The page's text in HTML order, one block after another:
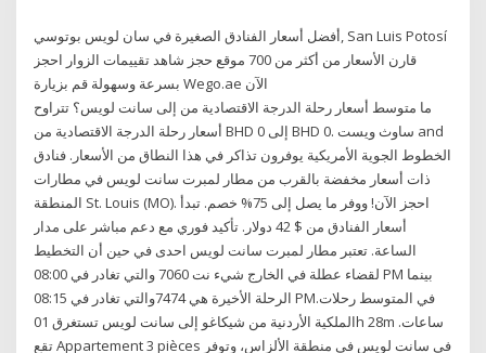
أفضل أسعار الفنادق الصغيرة في سان لويس بوتوسي, San Luis Potosí
قارن الأسعار من أكثر من 700 موقع حجز شاهد تقييمات الزوار احجز
بسرعة وسهولة قم بزيارة Wego.ae الآن
ما متوسط أسعار رحلة الدرجة الاقتصادية من إلى سانت لويس؟ تتراوح
أسعار رحلة الدرجة الاقتصادية من BHD 0 إلى BHD 0. ساوث ويست and
الخطوط الجوية الأمريكية يوفرون تذاكر في هذا النطاق من الأسعار. فنادق
ذات أسعار مخفضة بالقرب من مطار لمبرت سانت لويس في مطارات
المنطقة St. Louis (MO). احجز الآن! ووفر ما يصل إلى 75% خصم. تبدأ
أسعار الفنادق من $ 42 دولار. تأكيد فوري مع دعم مباشر على مدار
الساعة. تعتبر مطار لمبرت سانت لويس احدى في حين أن التخطيط
لقضاء عطلة في الخارج شيء نت 7060 والتي تغادر في 08:00 PM بينما
الرحلة الأخيرة هي 7474والتي تغادر في 08:15 PM.في المتوسط رحلات
الملكية الأردنية من شيكاغو إلى سانت لويس تستغرق 01h 28m ساعات.
تقع Appartement 3 pièces في سانت لويس في منطقة الألزاس، وتوفر